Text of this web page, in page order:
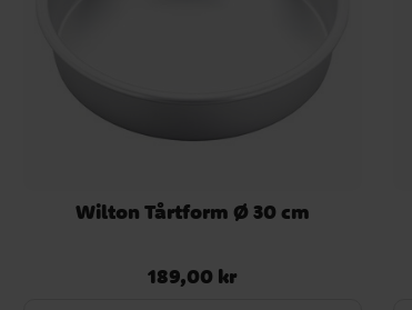
Wilton Tårtform Ø 30 cm
Pris:189,00 kr
189,00 kr